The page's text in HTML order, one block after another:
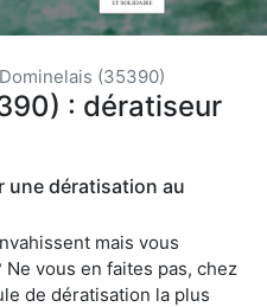
(35390)
: dératiseur
une dératisation au
mais vous
vous en faites pas, chez
de dératisation la plus